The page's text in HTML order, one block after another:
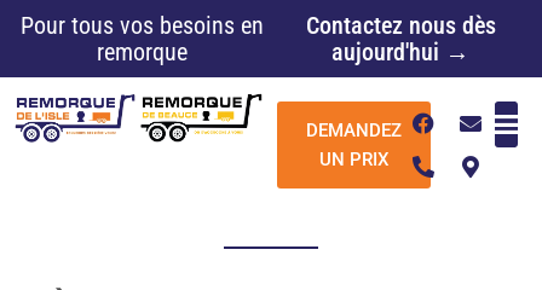
Pour tous vos besoins en
remorque
Contactez nous dès
aujourd'hui →
DEMANDEZ
UN PRIX
F
a
e
E
n
v
e
P
h
n
M
a
p
-